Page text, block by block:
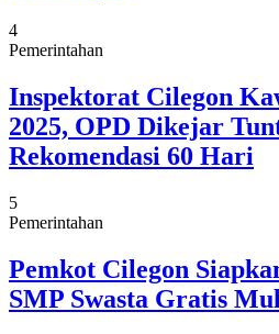
4
Pemerintahan
Inspektorat Cilegon
2025, OPD Dikejar
Rekomendasi 60 Hari
5
Pemerintahan
Pemkot Cilegon
SMP Swasta Gratis